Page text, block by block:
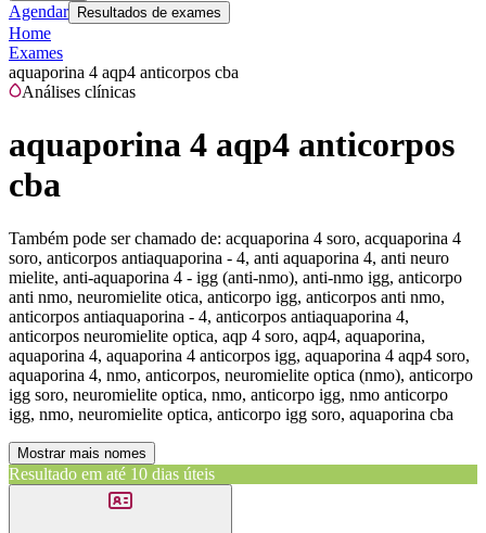
Agendar Resultados de exames
Home
Exames
aquaporina 4 aqp4 anticorpos cba
Análises clínicas
aquaporina 4 aqp4 anticorpos
cba
Também pode ser chamado de: acquaporina 4 soro, acquaporina 4
soro, anticorpos antiaquaporina - 4, anti aquaporina 4, anti neuro
mielite, anti-aquaporina 4 - igg (anti-nmo), anti-nmo igg, anticorpo
anti nmo, neuromielite otica, anticorpo igg, anticorpos anti nmo,
anticorpos antiaquaporina - 4, anticorpos antiaquaporina 4,
anticorpos neuromielite optica, aqp 4 soro, aqp4, aquaporina,
aquaporina 4, aquaporina 4 anticorpos igg, aquaporina 4 aqp4 soro,
aquaporina 4, nmo, anticorpos, neuromielite optica (nmo), anticorpo
igg soro, neuromielite optica, nmo, anticorpo igg, nmo anticorpo
igg, nmo, neuromielite optica, anticorpo igg soro, aquaporina cba
Mostrar mais nomes
Resultado em até 10 dias úteis